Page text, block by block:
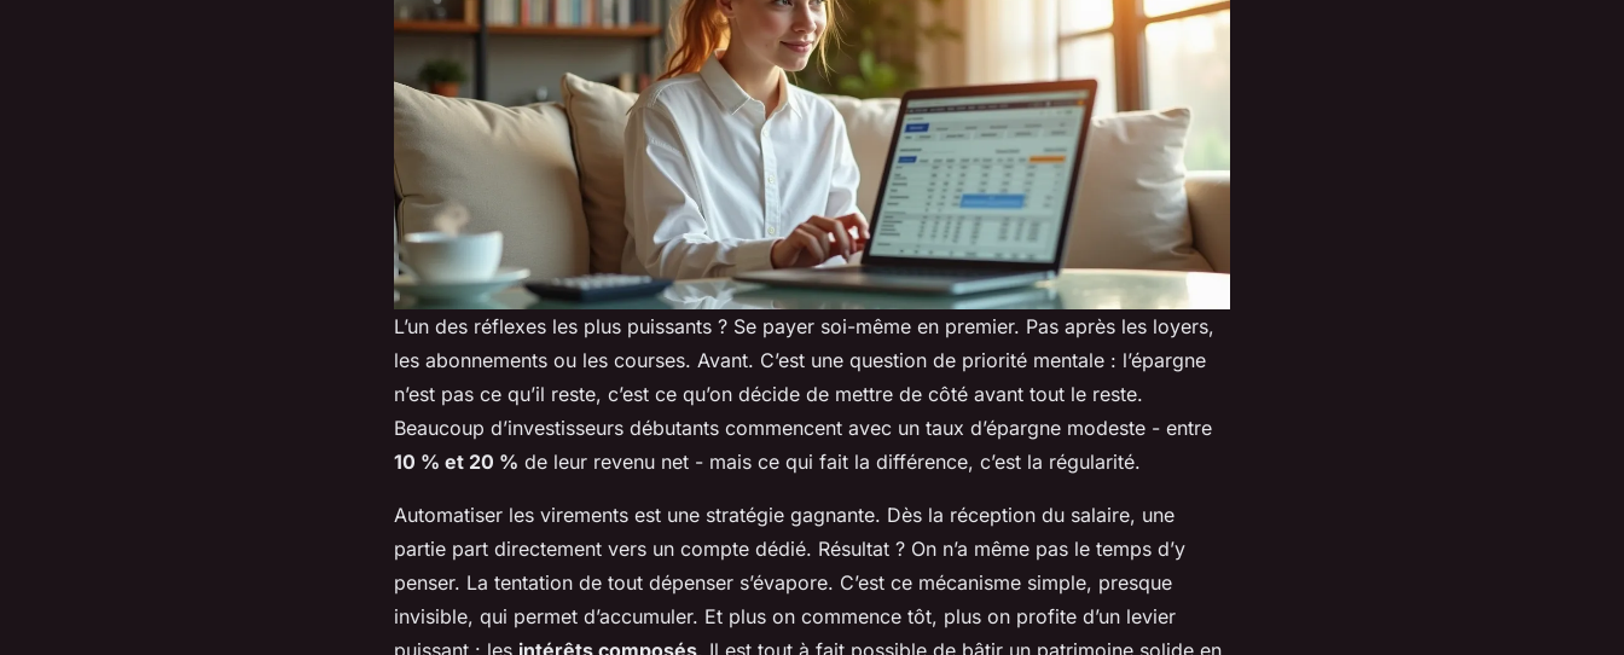
L’un des réflexes les plus puissants ? Se payer soi-même en premier. Pas après les loyers,
les abonnements ou les courses. Avant. C’est une question de priorité mentale : l’épargne
n’est pas ce qu’il reste, c’est ce qu’on décide de mettre de côté avant tout le reste.
Beaucoup d’investisseurs débutants commencent avec un taux d’épargne modeste - entre
10 % et 20 % de leur revenu net - mais ce qui fait la différence, c’est la régularité.
Automatiser les virements est une stratégie gagnante. Dès la réception du salaire, une
partie part directement vers un compte dédié. Résultat ? On n’a même pas le temps d’y
penser. La tentation de tout dépenser s’évapore. C’est ce mécanisme simple, presque
invisible, qui permet d’accumuler. Et plus on commence tôt, plus on profite d’un levier